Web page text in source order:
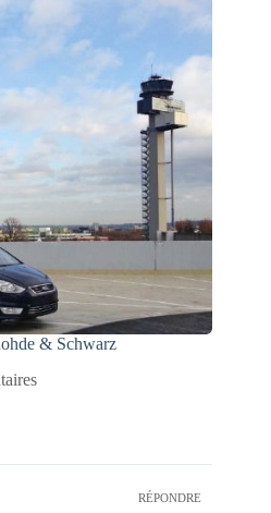
& Schwarz
RÉPONDRE